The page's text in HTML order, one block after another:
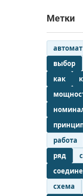
Метки
автомат
выбор
как
работа
ряд
схема